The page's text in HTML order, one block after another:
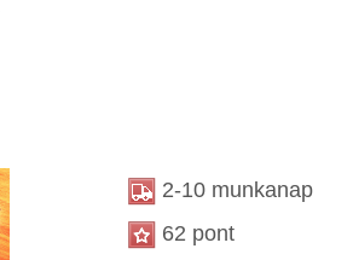
2-10 munkanap
62 pont